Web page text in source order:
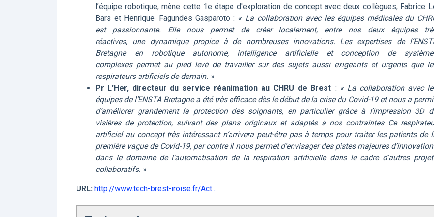
l’équipe robotique, mène cette 1e étape d'exploration de concept avec deux collègues, Fabrice
Bars et Henrique Fagundes Gasparoto : « La collaboration avec les équipes médicales du
est passionnante. Elle nous permet de créer localement, entre nos deux équipes
réactives, une dynamique propice à de nombreuses innovations. Les expertises de
Bretagne en robotique autonome, intelligence artificielle et conception de
complexes permet au pied levé de travailler sur des sujets aussi exigeants et urgents que
respirateurs artificiels de demain. »
Pr L’Her, directeur du service réanimation au CHRU de Brest : « La collaboration avec
équipes de l’ENSTA Bretagne a été très efficace dès le début de la crise du Covid-19 et nous a
d’améliorer grandement la protection des soignants, en particulier grâce à l’impression 3D
visières de protection, suivant des plans originaux et adaptés à nos contraintes Ce
artificiel au concept très intéressant n’arrivera peut-être pas à temps pour traiter les patients de
première vague de Covid-19, par contre il nous permet d’envisager des pistes majeures
dans le domaine de l’automatisation de la respiration artificielle dans le cadre d’autres
collaboratifs. »
URL: http://www.tech-brest-iroise.fr/Act...